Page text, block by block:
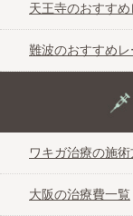
天王寺のおすす
難波のおすすめ
臭い
ワキガ治療の施
大阪の治療費一覧